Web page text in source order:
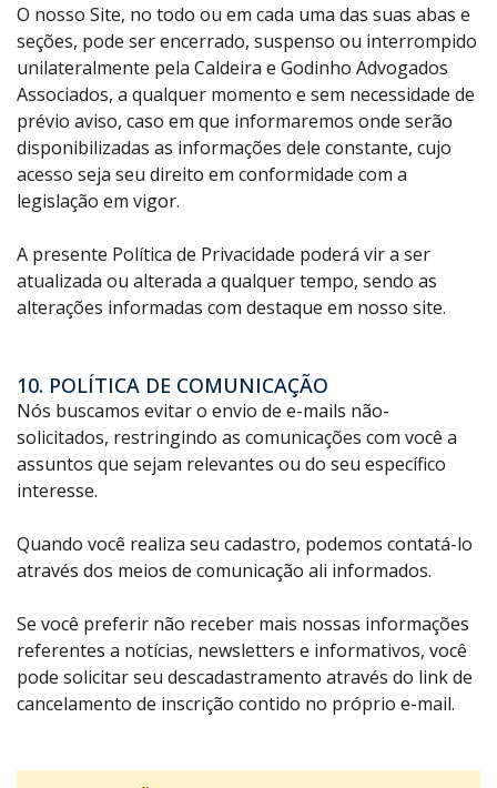
O nosso Site, no todo ou em cada uma das suas abas e
seções, pode ser encerrado, suspenso ou interrompido
unilateralmente pela Caldeira e Godinho Advogados
Associados, a qualquer momento e sem necessidade de
prévio aviso, caso em que informaremos onde serão
disponibilizadas as informações dele constante, cujo
acesso seja seu direito em conformidade com a
legislação em vigor.
A presente Política de Privacidade poderá vir a ser
atualizada ou alterada a qualquer tempo, sendo as
alterações informadas com destaque em nosso site.
10. POLÍTICA DE COMUNICAÇÃO
Nós buscamos evitar o envio de e-mails não-
solicitados, restringindo as comunicações com você a
assuntos que sejam relevantes ou do seu específico
interesse.
Quando você realiza seu cadastro, podemos contatá-lo
através dos meios de comunicação ali informados.
Se você preferir não receber mais nossas informações
referentes a notícias, newsletters e informativos, você
pode solicitar seu descadastramento através do link de
cancelamento de inscrição contido no próprio e-mail.